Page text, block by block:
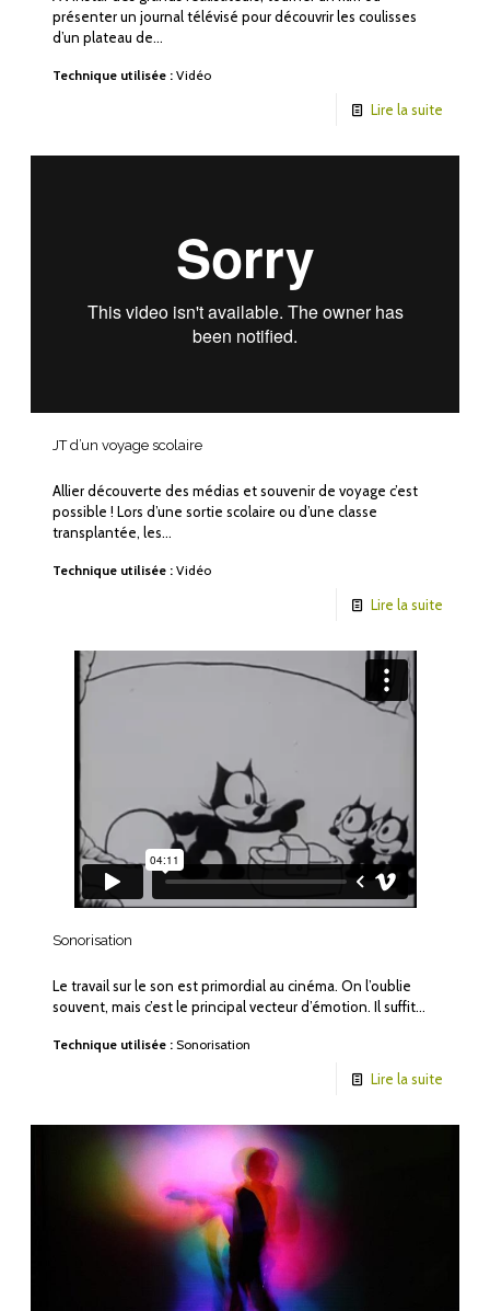
présenter un journal télévisé pour découvrir les coulisses
d’un plateau de…
Technique utilisée : Vidéo
Lire la suite
JT d’un voyage scolaire
Allier découverte des médias et souvenir de voyage c’est
possible ! Lors d’une sortie scolaire ou d’une classe
transplantée, les…
Technique utilisée : Vidéo
Lire la suite
Sonorisation
Le travail sur le son est primordial au cinéma. On l’oublie
souvent, mais c’est le principal vecteur d’émotion. Il suffit…
Technique utilisée : Sonorisation
Lire la suite